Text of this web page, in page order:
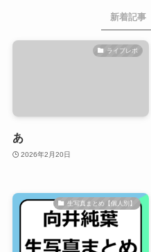
新着記事
ライブレポ
あ
2026年2月20日
生写真まとめ【個人別】